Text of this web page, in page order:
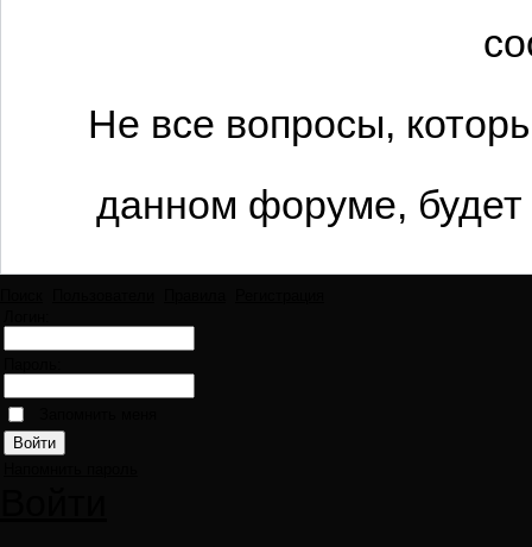
Не все вопросы,
данном форуме,